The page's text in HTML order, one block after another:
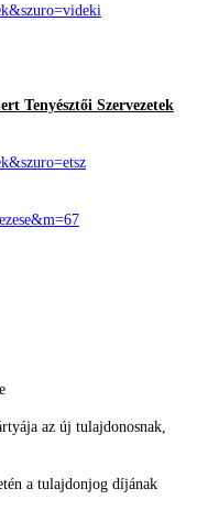
Tenyésztői Szervezetek
az új tulajdonosnak,
a tulajdonjog díjának